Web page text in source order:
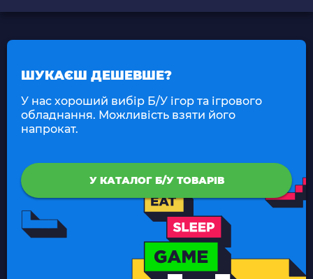
ШУКАЄШ ДЕШЕВШЕ?
У нас хороший вибір Б/У ігор та ігрового
обладнання. Можливість взяти його
напрокат.
У КАТАЛОГ Б/У ТОВАРІВ